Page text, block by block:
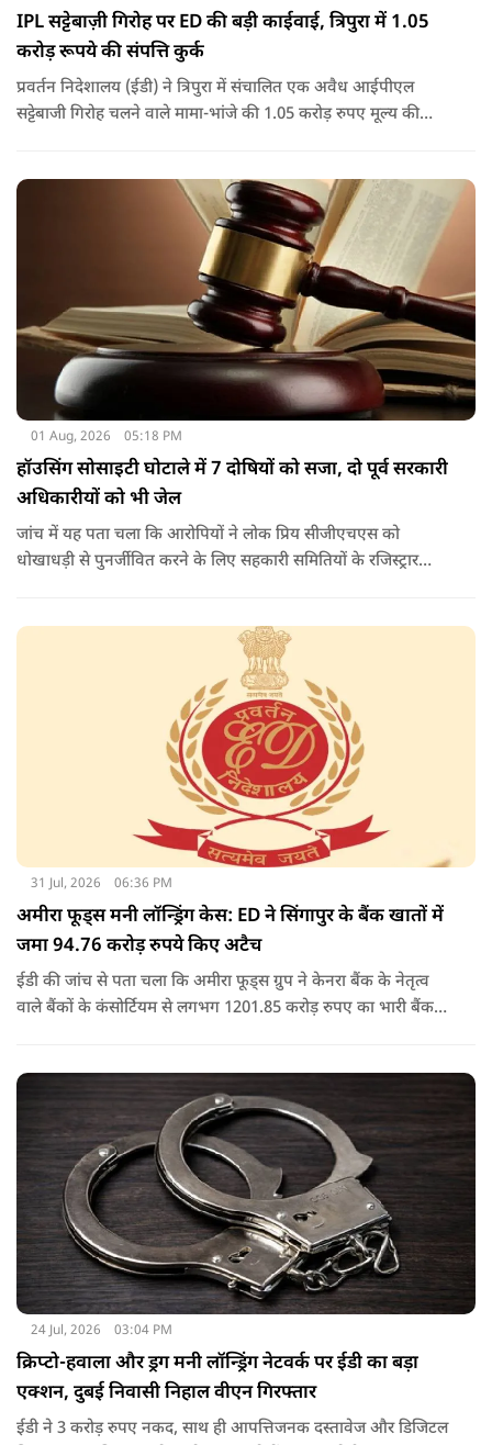
IPL सट्टेबाज़ी गिरोह पर ED की बड़ी काईवाई, त्रिपुरा में 1.05
करोड़ रूपये की संपत्ति कुर्क
प्रवर्तन निदेशालय (ईडी) ने त्रिपुरा में संचालित एक अवैध आईपीएल
सट्टेबाजी गिरोह चलने वाले मामा-भांजे की 1.05 करोड़ रुपए मूल्य की
01 Aug, 2026 05:18 PM
हॉउसिंग सोसाइटी घोटाले में 7 दोषियों को सजा, दो पूर्व सरकारी
अधिकारीयों को भी जेल
जांच में यह पता चला कि आरोपियों ने लोक प्रिय सीजीएचएस को
धोखाधड़ी से पुनर्जीवित करने के लिए सहकारी समितियों के रजिस्ट्रार
प्राधिकरण (डीडीए) से भूमि का आवंटन प्राप्त किया.
31 Jul, 2026 06:36 PM
अमीरा फूड्स मनी लॉन्ड्रिंग केस: ED ने सिंगापुर के बैंक खातों में
जमा 94.76 करोड़ रुपये किए अटैच
ईडी की जांच से पता चला कि अमीरा फूड्स ग्रुप ने केनरा बैंक के नेतृत्व
वाले बैंकों के कंसोर्टियम से लगभग 1201.85 करोड़ रुपए का भारी बैंक
उसके प्रमोटरों/शेयरधारकों/डायरेक्टरों ने मनी लॉन्ड्रिंग का अपराध किया
24 Jul, 2026 03:04 PM
क्रिप्टो-हवाला और ड्रग मनी लॉन्ड्रिंग नेटवर्क पर ईडी का बड़ा
एक्शन, दुबई निवासी निहाल वीएन गिरफ्तार
ईडी ने 3 करोड़ रुपए नकद, साथ ही आपत्तिजनक दस्तावेज और डिजिटल